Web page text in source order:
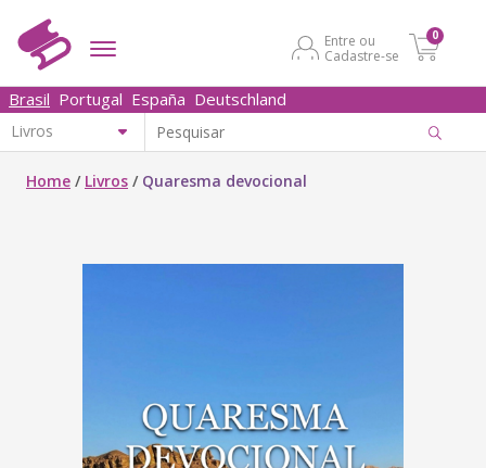
Entre ou
Cadastre-se
0
Brasil Portugal España Deutschland
Home / Livros / Quaresma devocional